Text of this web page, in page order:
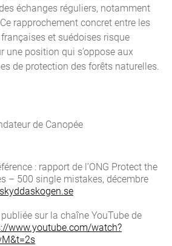
échanges réguliers, notamment
rapprochement concret entre les
et suédoises risque
une position qui s’oppose aux
de protection des forêts naturelles.
de Canopée
: rapport de l’ONG Protect the
– 500 single mistakes, décembre
publiée sur la chaîne YouTube de
www.youtube.com/watch?